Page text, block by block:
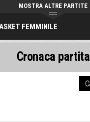
FEMMINILE
MOSTRA ALTRE PARTITE
Cronaca partita